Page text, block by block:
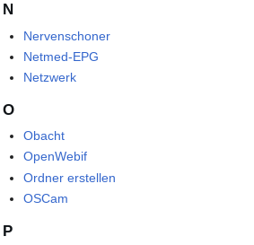
N
Nervenschoner
Netmed-EPG
Netzwerk
O
Obacht
OpenWebif
Ordner erstellen
OSCam
P